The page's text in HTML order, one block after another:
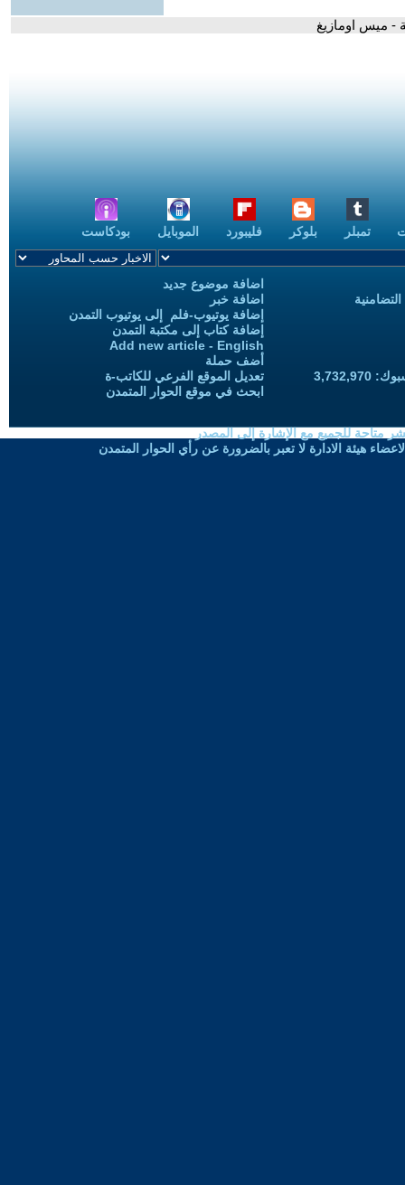
- ميس اومازيغ
تمبلر بلوكر فليبورد الموبايل بودكاست
اضافة موضوع جديد
اضافة خبر
إضافة يوتيوب-فلم إلى يوتيوب التمدن
إضافة كتاب إلى مكتبة التمدن
Add new article - English
أضف حملة
تعديل الموقع الفرعي للكاتب-ة
ابحث في موقع الحوار المتمدن
متاحة للجميع مع الإشارة إلى المصدر
هيئة الادارة لا تعبر بالضرورة عن رأي الحوار المتمدن